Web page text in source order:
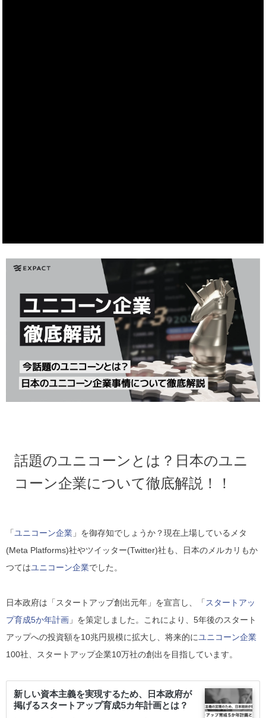
話題のユニコーンとは？日本のユニ
コーン企業について徹底解説！！
「ユニコーン企業 」 を御存知でしょうか？現在上場しているメタ
(Meta Platforms)社やツイッター(Twitter)社も、日本のメルカリもか
つてはユニコーン企業でした。
日本政府は「スタートアップ創出元年」を宣言し、「スタートアッ
プ育成5か年計画 」を策定しました。これにより、5年後のスタート
アップへの投資額を10兆円規模に拡大し、将来的にユニコーン企業
100社、スタートアップ企業10万社の創出を目指しています。